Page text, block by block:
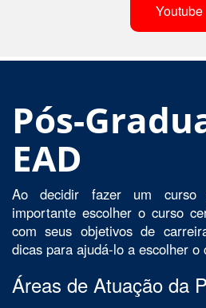
Youtube
Pós-
EAD
Ao decidir fazer um curso
importante escolher o curso
com seus objetivos de
dicas para ajudá-lo a escolher
Áreas de Atuação da